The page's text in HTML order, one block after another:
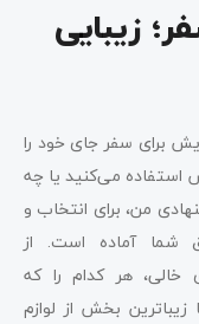
زیبایی
برای سفر جای خود را
استفاده می‌کنید یا چه
من، برای انتخاب و
شما آماده است. از
خالی، هر کدام را که
بخش از لوازم